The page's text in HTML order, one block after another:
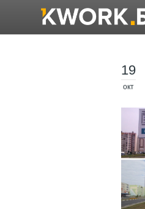
19
окт